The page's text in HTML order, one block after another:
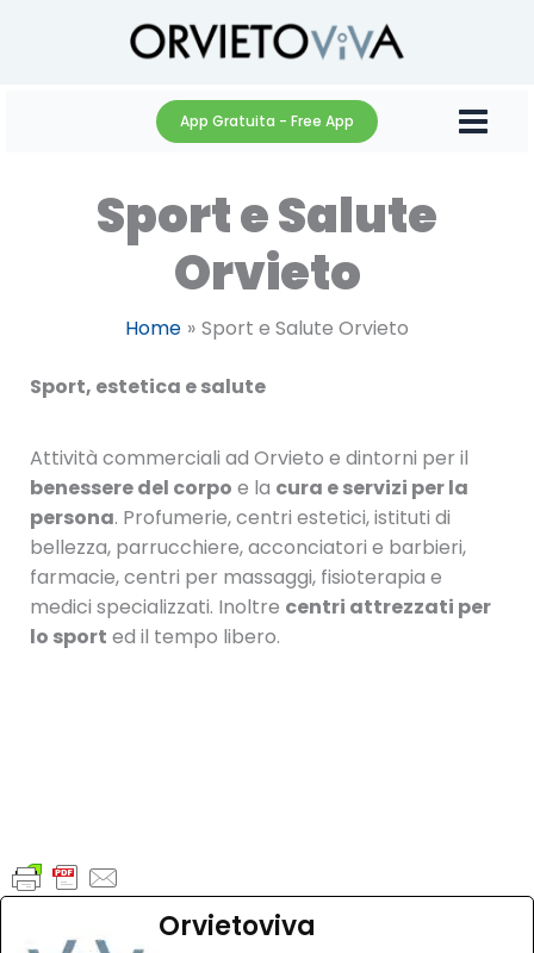
App Gratuita - Free App
Sport e Salute
Orvieto
Home Sport e Salute Orvieto
Sport, estetica e salute
Attività commerciali ad Orvieto e dintorni per il
benessere del corpo e la cura e servizi per la
persona. Profumerie, centri estetici, istituti di
bellezza, parrucchiere, acconciatori e barbieri,
farmacie, centri per massaggi, fisioterapia e
medici specializzati. Inoltre centri attrezzati per
lo sport ed il tempo libero.
Orvietoviva